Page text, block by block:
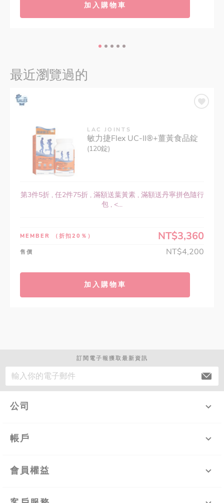
加入購物車
最近瀏覽過的
LAC JOINTS
敏力捷Flex UC-II®+薑黃食品錠
(120錠)
第3件5折 , 任2件75折 , 滿額送葉黃素 , 滿額送丹寧拼色隨行
包 , <...
MEMBER （折扣20％） NT$3,360
售價 NT$4,200
加入購物車
訂閱電子報獲取最新資訊
公司
帳戶
會員權益